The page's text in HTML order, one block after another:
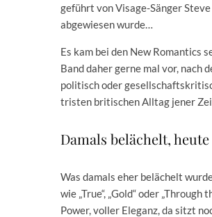
geführt von Visage-Sänger
abgewiesen wurde…
Es kam bei den New Romantics
Band daher gerne mal vor, nach
politisch oder
tristen britischen Alltag jener
Damals belächelt,
Was damals eher belächelt
wie „True“, „Gold“ oder
Power, voller Eleganz, da sitzt